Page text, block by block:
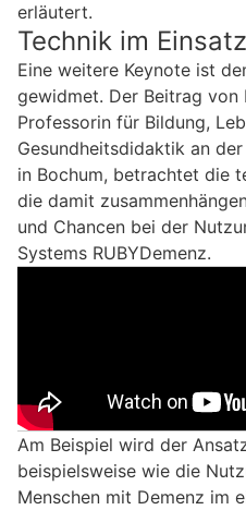
erläutert.
Technik im Einsatz
Eine weitere Keynote ist
gewidmet. Der Beitrag von
Professorin für Bildung,
Gesundheitsdidaktik an
in Bochum, betrachtet die
die damit
und Chancen bei der
Systems RUBYDemenz.
Am Beispiel wird der
beispielsweise wie die
Menschen mit Demenz im